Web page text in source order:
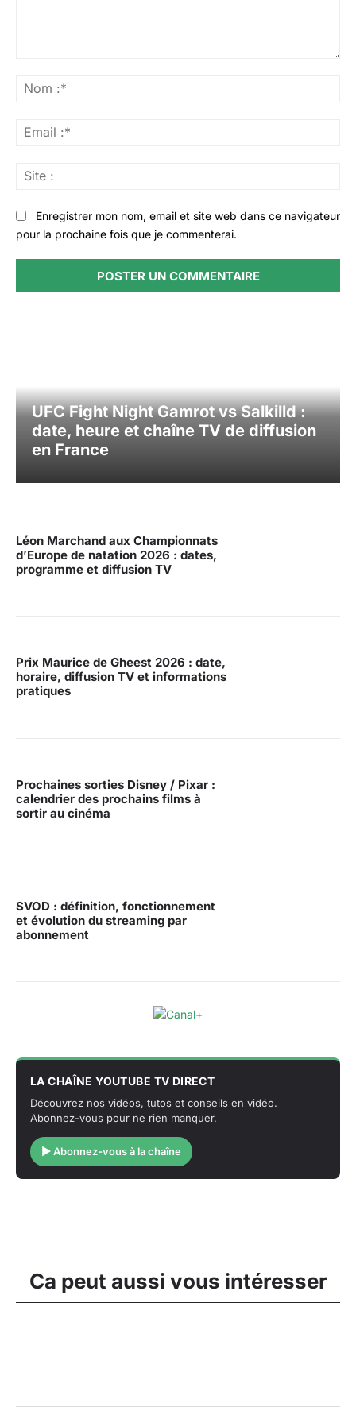
Enregistrer mon nom, email et site web dans ce navigateur
pour la prochaine fois que je commenterai.
UFC Fight Night Gamrot vs Salkilld :
date, heure et chaîne TV de diffusion
en France
Léon Marchand aux Championnats
d’Europe de natation 2026 : dates,
programme et diffusion TV
Prix Maurice de Gheest 2026 : date,
horaire, diffusion TV et informations
pratiques
Prochaines sorties Disney / Pixar :
calendrier des prochains films à
sortir au cinéma
SVOD : définition, fonctionnement
et évolution du streaming par
abonnement
LA CHAÎNE YOUTUBE TV DIRECT
Découvrez nos vidéos, tutos et conseils en vidéo.
Abonnez-vous pour ne rien manquer.
▶ Abonnez-vous à la chaîne
Ca peut aussi vous intéresser